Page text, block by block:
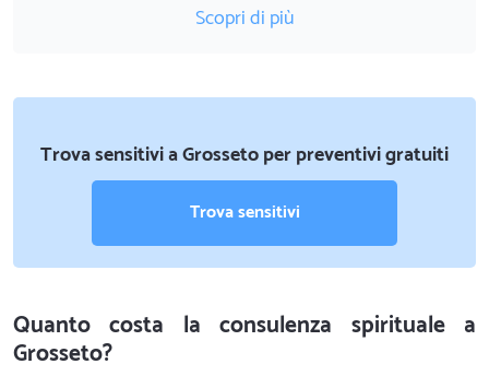
Scopri di più
Trova sensitivi a Grosseto per preventivi gratuiti
Trova sensitivi
Quanto costa la consulenza spirituale a
Grosseto?